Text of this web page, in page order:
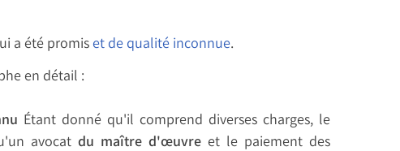
a été promiset de qualité inconnue.
en détail :
Étant donné qu'il comprend diverses charges, le
avocat du maître d'œuvre et le paiement des